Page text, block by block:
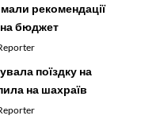
рекомендації
бюджет
поїздку на
на шахраїв